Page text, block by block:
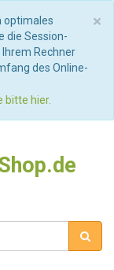
×
optimales
die Session-
Rechner
des Online-
bitte hier.